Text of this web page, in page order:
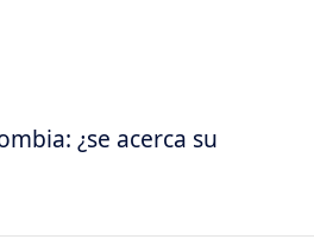
¿se acerca su